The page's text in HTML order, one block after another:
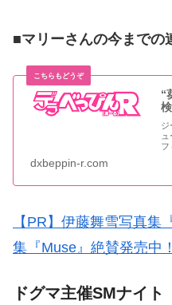
■マリーさんの今までの
“
ジ
フ
dxbeppin-r.com
【PR】伊藤舞雪写真集
集『Muse』絶賛発売中
ドグマ主催SMナイト